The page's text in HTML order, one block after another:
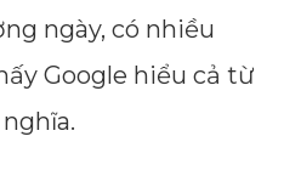
ngày, có nhiều
Google hiểu cả từ